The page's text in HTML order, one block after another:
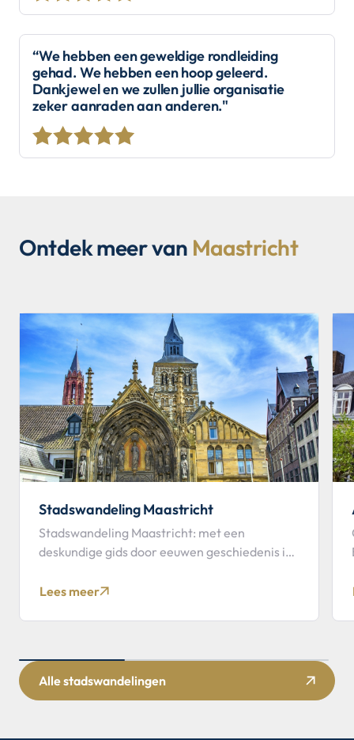
“We hebben een geweldige rondleiding
gehad. We hebben een hoop geleerd.
Dankjewel en we zullen jullie organisatie
zeker aanraden aan anderen."
Ontdek meer van Maastricht
Stadswandeling Maastricht
Stadswandeling Maastricht: met een
deskundige gids door eeuwen geschiedenis in
Lees meer
Alle stadswandelingen